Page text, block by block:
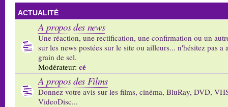
ACTUALITÉ
A propos des news
Une réaction, une rectification, une confirmation ou un
sur les news postées sur le site ou ailleurs... n'hésitez pas a
grain de sel.
Modérateur: cé
A propos des Films
Donnez votre avis sur les films, cinéma, BluRay, DVD,
VideoDisc...